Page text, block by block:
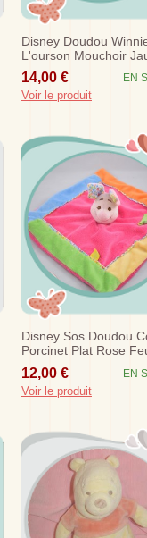
Disney Doudou
L'ourson Mouchoir
Fleur Sos
14,00 € EN
Voir le produit
Disney Sos Doudou
Porcinet Plat Rose
Tissu Sos
12,00 € EN
Voir le produit